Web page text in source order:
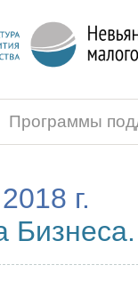
Программы
г.